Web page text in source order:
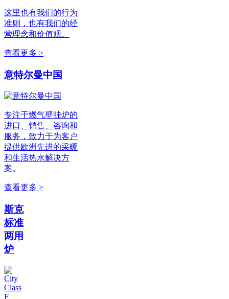
这里也有我们的行为
准则，也有我们的经
营理念和价值观。
查看更多 >
意特尔曼中国
专注于燃气壁挂炉的
进口、销售、咨询和
服务，致力于为客户
提供欧洲先进的采暖
和生活热水解决方
案。
查看更多 >
斯克
标准
两用
炉